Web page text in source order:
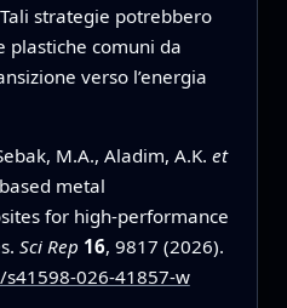
strategie potrebbero
comuni da
verso l’energia
M.A., Aladim, A.K. et
metal
for high-performance
Sci Rep 16, 9817 (2026).
026-41857-w